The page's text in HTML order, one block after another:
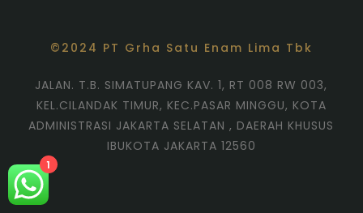
©2024 PT Grha Satu Enam Lima Tbk
JALAN. T.B. SIMATUPANG KAV. 1, RT 008 RW 003,
KEL.CILANDAK TIMUR, KEC.PASAR MINGGU, KOTA
ADMINISTRASI JAKARTA SELATAN , DAERAH KHUSUS
IBUKOTA JAKARTA 12560
1